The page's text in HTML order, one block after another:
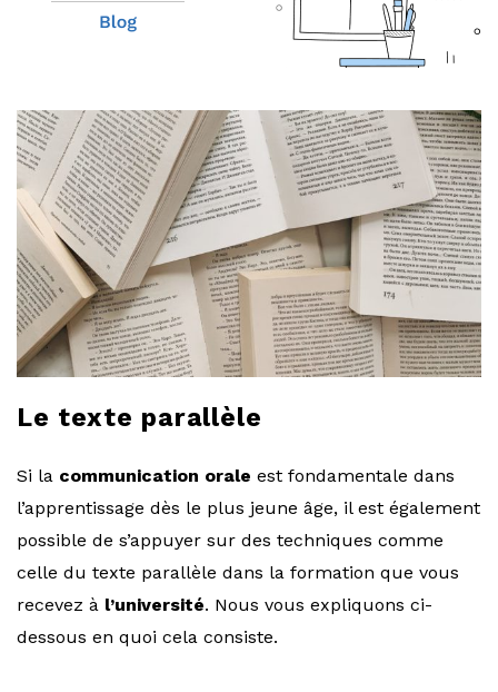
r
l
o
b
l
o
g
Le texte parallèle
Si la communication orale est fondamentale dans
l’apprentissage dès le plus jeune âge, il est également
possible de s’appuyer sur des techniques comme
celle du texte parallèle dans la formation que vous
recevez à l’université. Nous vous expliquons ci-
dessous en quoi cela consiste.